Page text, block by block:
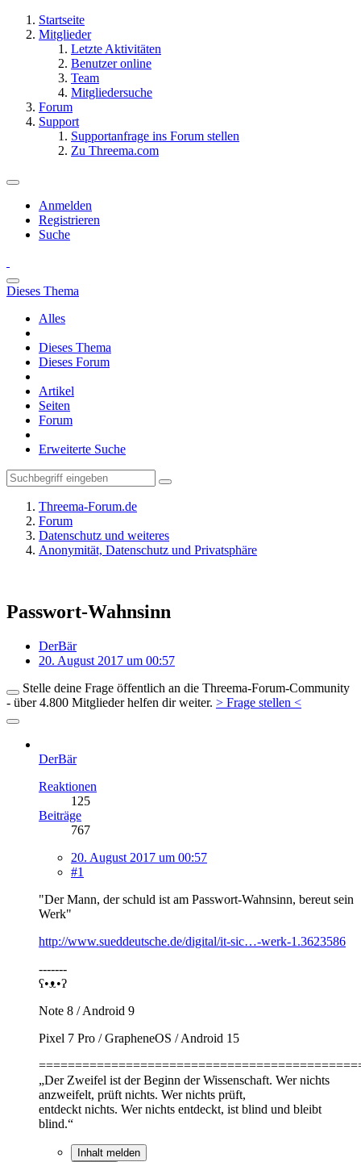
Startseite
Mitglieder
Letzte Aktivitäten
Benutzer online
Team
Mitgliedersuche
Forum
Support
Supportanfrage ins Forum stellen
Zu Threema.com
Anmelden
Registrieren
Suche
Dieses Thema
Alles
Dieses Thema
Dieses Forum
Artikel
Seiten
Forum
Erweiterte Suche
Threema-Forum.de
Forum
Datenschutz und weiteres
Anonymität, Datenschutz und Privatsphäre
Passwort-Wahnsinn
DerBär
20. August 2017 um 00:57
Stelle deine Frage öffentlich an die Threema-Forum-Community
- über 4.800 Mitglieder helfen dir weiter. > Frage stellen <
DerBär
Reaktionen
125
Beiträge
767
20. August 2017 um 00:57
#1
"Der Mann, der schuld ist am Passwort-Wahnsinn, bereut sein
Werk"
http://www.sueddeutsche.de/digital/it-sic…-werk-1.3623586
-------
ʕ•ᴥ•ʔ
Note 8 / Android 9
Pixel 7 Pro / GrapheneOS / Android 15
„Der Zweifel ist der Beginn der Wissenschaft. Wer nichts
anzweifelt, prüft nichts. Wer nichts prüft,
entdeckt nichts. Wer nichts entdeckt, ist blind und bleibt
blind.“
Inhalt melden